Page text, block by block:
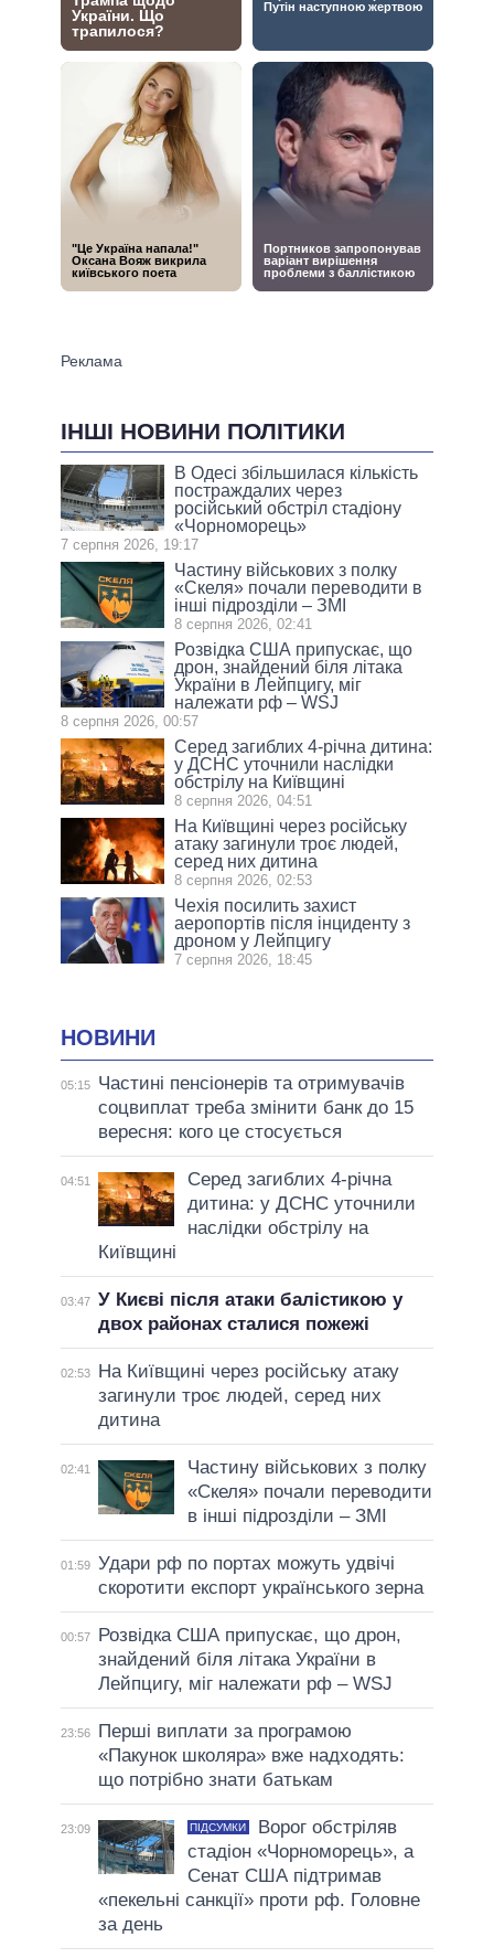
ІНШІ НОВИНИ ПОЛІТИКИ
В Одесі збільшилася кількість
постраждалих через
російський обстріл стадіону
«Чорноморець»
7 серпня 2026, 19:17
Частину військових з полку
«Скеля» почали переводити в
інші підрозділи – ЗМІ
8 серпня 2026, 02:41
Розвідка США припускає, що
дрон, знайдений біля літака
України в Лейпцигу, міг
належати рф – WSJ
8 серпня 2026, 00:57
Серед загиблих 4-річна дитина:
у ДСНС уточнили наслідки
обстрілу на Київщині
8 серпня 2026, 04:51
На Київщині через російську
атаку загинули троє людей,
серед них дитина
8 серпня 2026, 02:53
Чехія посилить захист
аеропортів після інциденту з
дроном у Лейпцигу
7 серпня 2026, 18:45
НОВИНИ
05:15
Частині пенсіонерів та отримувачів
соцвиплат треба змінити банк до 15
вересня: кого це стосується
04:51
Серед загиблих 4-річна
дитина: у ДСНС уточнили
наслідки обстрілу на
Київщині
03:47 У Києві після атаки балістикою у
двох районах сталися пожежі
02:53
На Київщині через російську атаку
загинули троє людей, серед них
дитина
02:41
Частину військових з полку
«Скеля» почали переводити
в інші підрозділи – ЗМІ
01:59 Удари рф по портах можуть удвічі
скоротити експорт українського зерна
00:57
Розвідка США припускає, що дрон,
знайдений біля літака України в
Лейпцигу, міг належати рф – WSJ
23:56
Перші виплати за програмою
«Пакунок школяра» вже надходять:
що потрібно знати батькам
23:09 ПІДСУМКИ
Ворог обстріляв
стадіон «Чорноморець», а
Сенат США підтримав
«пекельні санкції» проти рф. Головне
за день